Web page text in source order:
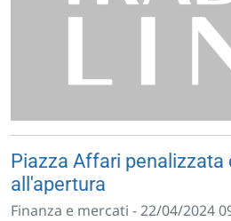
Piazza Affari penalizzata
all'apertura
Finanza e mercati - 22/04/2024